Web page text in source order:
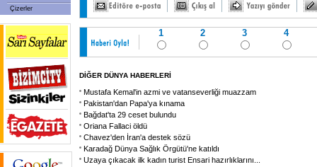
Çizerler
1 2 3 4
DİĞER DÜNYA HABERLERİ
Mustafa Kemal'in azmi ve vatanseverliği muazzam
Pakistan'dan Papa'ya kınama
Bağdat'ta 29 ceset bulundu
Oriana Fallaci öldü
Chavez'den İran'a destek sözü
Karadağ Dünya Sağlık Örgütü'ne katıldı
Uzaya çıkacak ilk kadın turist Ensari hazırlıklarını...